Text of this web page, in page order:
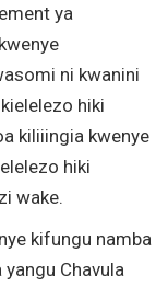
ya
ni kwanini
hiki
kiliiingia kwenye
hiki
wake.
kifungu namba
Chavula